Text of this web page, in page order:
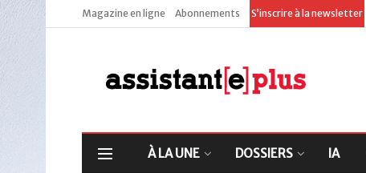
Magazine en ligne Abonnements S’inscrire à la newsletter
À LA UNE DOSSIERS IA